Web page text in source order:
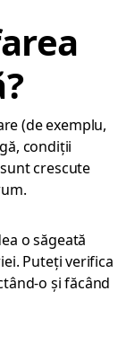
(de exemplu,
condiții
crescute
o săgeată
Puteți verifica
o și făcând